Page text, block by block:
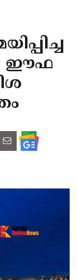
; ഈഫ